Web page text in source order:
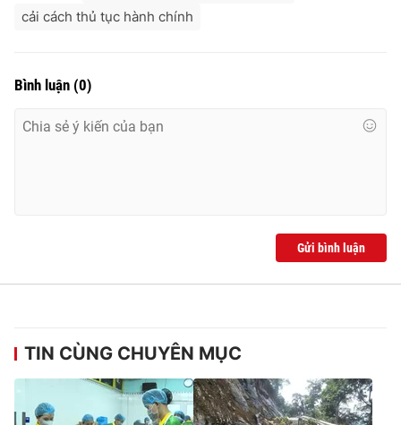
cải cách thủ tục hành chính
Bình luận (0)
Gửi bình luận
TIN CÙNG CHUYÊN MỤC